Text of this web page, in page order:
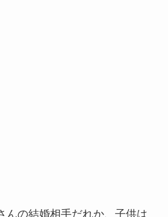
んの結婚相手だれか、子供は